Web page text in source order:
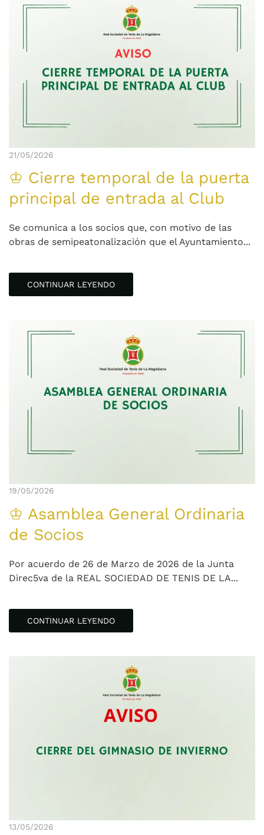
21/05/2026
♔ Cierre temporal de la puerta
principal de entrada al Club
Se comunica a los socios que, con motivo de las
obras de semipeatonalización que el Ayuntamiento...
CONTINUAR LEYENDO
19/05/2026
♔ Asamblea General Ordinaria
de Socios
Por acuerdo de 26 de Marzo de 2026 de la Junta
Direc5va de la REAL SOCIEDAD DE TENIS DE LA...
CONTINUAR LEYENDO
13/05/2026